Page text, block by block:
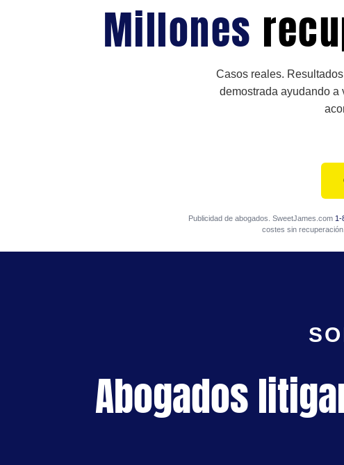
Millones
Casos reales.
demostrada ayudando a
Publicidad de abogados. SweetJames.com 1-
costes sin
Abogados